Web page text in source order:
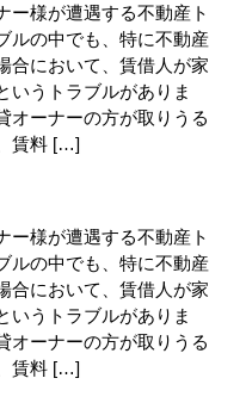
ー様が遭遇する不動産ト
ルの中でも、特に不動産
合において、賃借人が家
いうトラブルがありま
オーナーの方が取りうる
賃料 […]
ー様が遭遇する不動産ト
ルの中でも、特に不動産
合において、賃借人が家
いうトラブルがありま
オーナーの方が取りうる
賃料 […]